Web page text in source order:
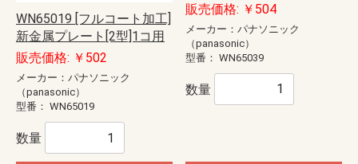
WN65019 [フルコート加工]
新金属プレート[2型]1コ用
販売価格: ￥502
メーカー：パナソニック
（panasonic）
型番： WN65019
数量
販売価格: ￥504
メーカー：パナソニック
（panasonic）
型番： WN65039
数量